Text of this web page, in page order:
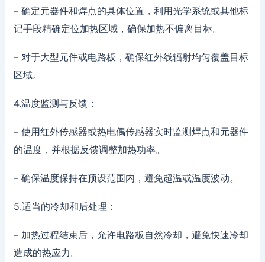
– 确定元器件和焊点的具体位置，利用光学系统或其他标
记手段精确定位加热区域，确保加热不偏离目标。
– 对于大型元件或电路板，确保红外线辐射均匀覆盖目标
区域。
4.温度监测与反馈：
– 使用红外传感器或热电偶传感器实时监测焊点和元器件
的温度，并根据反馈调整加热功率。
– 确保温度保持在预设范围内，避免超温或温度波动。
5.适当的冷却和后处理：
– 加热过程结束后，允许电路板自然冷却，避免快速冷却
造成的热应力。